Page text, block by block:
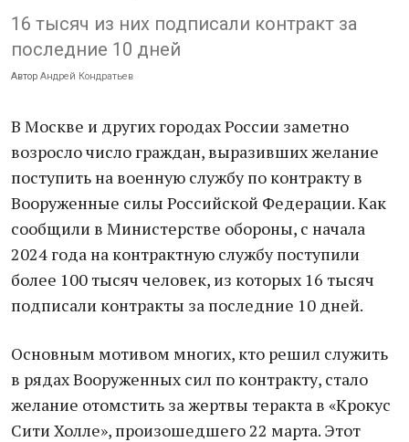
16 тысяч из них подписали контракт за
последние 10 дней
Автор Андрей Кондратьев
В Москве и других городах России заметно
возросло число граждан, выразивших желание
поступить на военную службу по контракту в
Вооруженные силы Российской Федерации. Как
сообщили в Министерстве обороны, с начала
2024 года на контрактную службу поступили
более 100 тысяч человек, из которых 16 тысяч
подписали контракты за последние 10 дней.
Основным мотивом многих, кто решил служить
в рядах Вооруженных сил по контракту, стало
желание отомстить за жертвы теракта в «Крокус
Сити Холле», произошедшего 22 марта. Этот